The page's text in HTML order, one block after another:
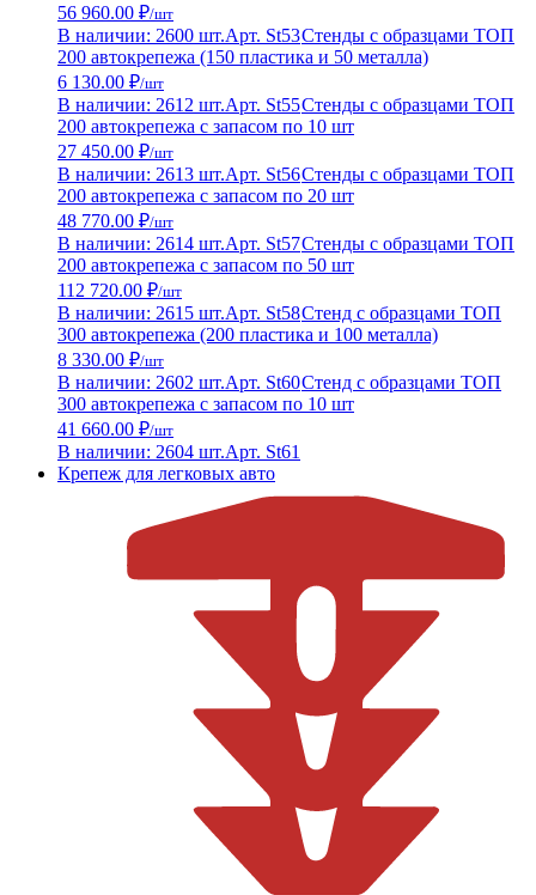
56 960.00 ₽/шт
В наличии: 2600 шт.Арт. St53Стенды с образцами ТОП
200 автокрепежа (150 пластика и 50 металла)
6 130.00 ₽/шт
В наличии: 2612 шт.Арт. St55Стенды с образцами ТОП
200 автокрепежа с запасом по 10 шт
27 450.00 ₽/шт
В наличии: 2613 шт.Арт. St56Стенды с образцами ТОП
200 автокрепежа с запасом по 20 шт
48 770.00 ₽/шт
В наличии: 2614 шт.Арт. St57Стенды с образцами ТОП
200 автокрепежа с запасом по 50 шт
112 720.00 ₽/шт
В наличии: 2615 шт.Арт. St58Стенд с образцами ТОП
300 автокрепежа (200 пластика и 100 металла)
8 330.00 ₽/шт
В наличии: 2602 шт.Арт. St60Стенд с образцами ТОП
300 автокрепежа с запасом по 10 шт
41 660.00 ₽/шт
В наличии: 2604 шт.Арт. St61
Крепеж для легковых авто